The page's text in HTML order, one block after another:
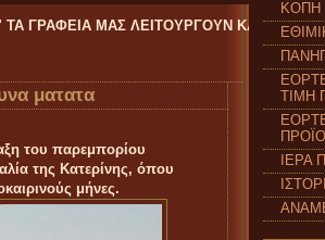
ΜΑΣ ΛΕΙΤΟΥΡΓΟΥΝ ΚΑΘΗΜΕΡΙΝΑ ΑΠΟ
ματατα
του παρεμπορίου
της Κατερίνης, όπου
μήνες.
ΚΟΠΗ